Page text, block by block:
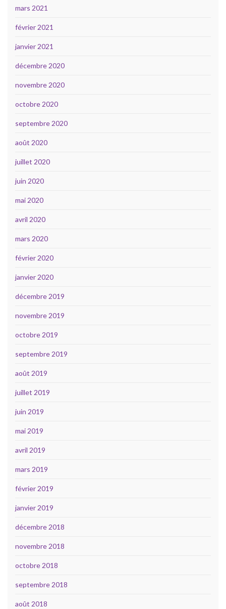
mars 2021
février 2021
janvier 2021
décembre 2020
novembre 2020
octobre 2020
septembre 2020
août 2020
juillet 2020
juin 2020
mai 2020
avril 2020
mars 2020
février 2020
janvier 2020
décembre 2019
novembre 2019
octobre 2019
septembre 2019
août 2019
juillet 2019
juin 2019
mai 2019
avril 2019
mars 2019
février 2019
janvier 2019
décembre 2018
novembre 2018
octobre 2018
septembre 2018
août 2018